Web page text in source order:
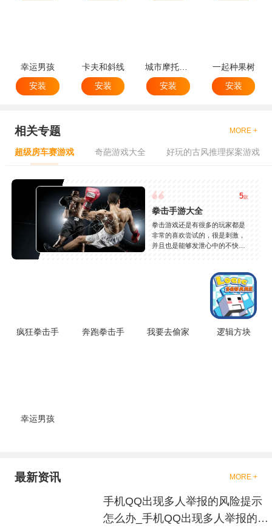
幸运男孩
安装
卡夫和斜线
安装
城市摩托特技
安装
一起种果树
安装
相关专题 MORE +
超级房车赛游戏 奇葩游戏大全 好玩的古风推理探案游戏
5款
拳击手游大全
拳击游戏还是有很多的玩家都是
非常的喜欢尝试的，很是刺激，
并且也是能够发泄心中的不快
是一些格斗的游戏，其实是非常
的有趣，也是相当的刺激的，游
戏中是有一些不同的场景都是能
够去进行体验的，我们也是能够
去刺激的进行对战的，小编现在
就是收集了一些有意思的拳击游
戏，相信你们一定会喜欢的。
疯狂拳击手 奔跑拳击手 我要去偷家 逻辑方块
幸运男孩
最新资讯 MORE +
手机QQ出现多人举报的风险提示
怎么办_手机QQ出现多人举报的风